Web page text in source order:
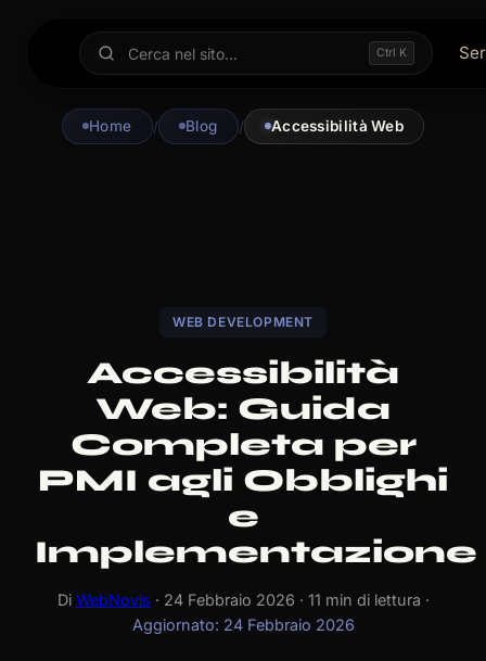
Ctrl K
Home / Blog / Accessibilità Web
WEB DEVELOPMENT
Accessibilità
Web: Guida
Completa per
PMI agli Obblighi
e
Implementazione
Di WebNovis · 24 Febbraio 2026 · 11 min di lettura ·
Aggiornato: 24 Febbraio 2026